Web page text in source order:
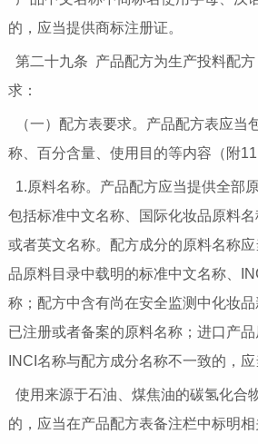
的，应当提供商标注册证。
第二十九条 产品配方为生产投料配
求：
（一）配方表要求。产品配方表应当
称、百分含量、使用目的等内容（附11
1.原料名称。产品配方应当提供全部
包括标准中文名称、国际化妆品原料名
或者英文名称。配方成分的原料名称
品原料目录中载明的标准中文名称、
称；配方中含有尚在安全监测中化妆
已注册或者备案的原料名称；进口产
INCI名称与配方成分名称不一致的，应
使用来源于石油、煤焦油的碳氢化合
的，应当在产品配方表备注栏中标明